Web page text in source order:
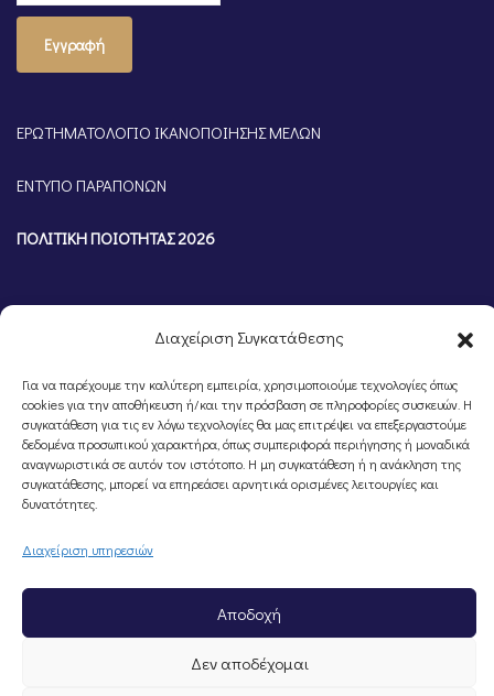
Διαχείριση Συγκατάθεσης
Για να παρέχουμε την καλύτερη εμπειρία, χρησιμοποιούμε τεχνολογίες όπως
cookies για την αποθήκευση ή/και την πρόσβαση σε πληροφορίες συσκευών. Η
συγκατάθεση για τις εν λόγω τεχνολογίες θα μας επιτρέψει να επεξεργαστούμε
δεδομένα προσωπικού χαρακτήρα, όπως συμπεριφορά περιήγησης ή μοναδικά
αναγνωριστικά σε αυτόν τον ιστότοπο. Η μη συγκατάθεση ή η ανάκληση της
συγκατάθεσης, μπορεί να επηρεάσει αρνητικά ορισμένες λειτουργίες και
δυνατότητες.
Διαχείριση υπηρεσιών
Αποδοχή
Δεν αποδέχομαι
Εγγραφή
ΕΡΩΤΗΜΑΤΟΛΟΓΙΟ ΙΚΑΝΟΠΟΙΗΣΗΣ ΜΕΛΩΝ
ΕΝΤΥΠΟ ΠΑΡΑΠΟΝΩΝ
ΠΟΛΙΤΙΚΗ ΠΟΙΟΤΗΤΑΣ 2026
©Portal Επιμελητηρίου Ημαθίας, Powered byKnowledge A.E.